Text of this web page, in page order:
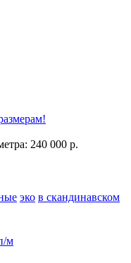
240 000 р.
эко в скандинавском
м